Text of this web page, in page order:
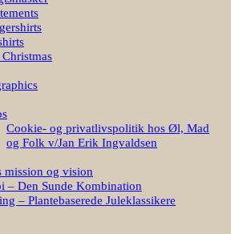
Cookie- og privatlivspolitik hos Øl, Mad
og Folk v/Jan Erik Ingvaldsen
og vision
– Den Sunde Kombination
– Plantebaserede Juleklassikere